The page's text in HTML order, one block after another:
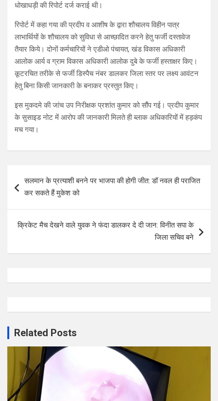
धोखाधड़ी की रिपोर्ट दर्ज कराई थी।
रिपोर्ट में कहा गया की प्रदीप व आशीष के द्वारा शौचालय विहीन पात्र
लाभार्थियों के शौचालय को सुविधा से आच्छादित करने हेतु फर्जी दस्तावेज
तैयार किये। दोनों कर्मचारियों ने एडीओ पंचायत, खंड विकास अधिकारी
आलोक आर्य व ग्राम विकास अधिकारी आलोक दुबे के फर्जी हस्ताक्षर किए।
कूटरचित तरीके से फर्जी डिस्पैच नंबर डालकर जिला स्तर पर लक्ष्य आवंटन
हेतु बिना किसी जानकारी के बनाकर प्रस्तुत किए।
इस मुकदमे की जांच उप निरीक्षक प्रशांत कुमार को सौंप गई। प्रदीप कुमार
के सुसाइड नोट में आरोप की जानकारी मिलते ही ब्लाक अधिकारियों में हड़कंप
मच गया।
navigation
सलमान के प्रत्याशी बनने पर भाजपा की होगी जीत: डॉ नवल ही पराजित
कर सकते हैं मुकेश को
क्रिकेट मैच देखने वाले युवक ने फंदा डालकर दे दी जान: विनीत सपा के
जिला सचिव बने
Related Posts